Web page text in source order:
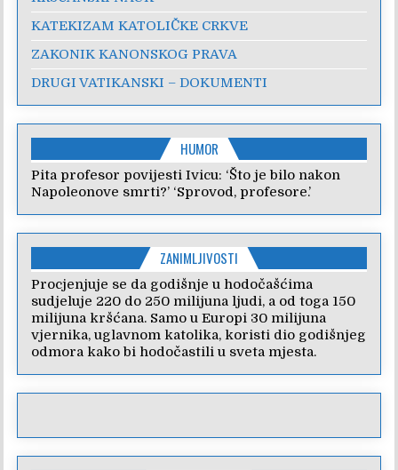
KATEKIZAM KATOLIČKE CRKVE
ZAKONIK KANONSKOG PRAVA
DRUGI VATIKANSKI – DOKUMENTI
HUMOR
Pita profesor povijesti Ivicu: ‘Što je bilo nakon
Napoleonove smrti?’ ‘Sprovod, profesore.’
ZANIMLJIVOSTI
Procjenjuje se da godišnje u hodočašćima
sudjeluje 220 do 250 milijuna ljudi, a od toga 150
milijuna kršćana. Samo u Europi 30 milijuna
vjernika, uglavnom katolika, koristi dio godišnjeg
odmora kako bi hodočastili u sveta mjesta.